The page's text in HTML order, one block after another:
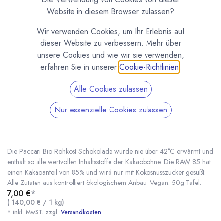
Paccari RAW 85 mit Kokosnusszucker Tafel
Die Paccari Bio Rohkost Schokolade wurde nie über 42°C erwärmt und
enthält so alle wertvollen Inhaltsstoffe der Kakaobohne. Die RAW 85 hat
einen Kakaoanteil von 85% und wird nur mit Kokosnusszucker gesüßt.
Alle Zutaten aus kontrolliert ökologischem Anbau. Vegan. 50g Tafel.
7,00 €*
( 140,00 € / 1 kg)
* inkl. MwST. zzgl. Versandkosten
Website in diesem Browser zulassen?
Wir verwenden Cookies, um Ihr Erlebnis auf
dieser Website zu verbessern. Mehr über
unsere Cookies und wie wir sie verwenden,
erfahren Sie in unserer Cookie-Richtlinien
Alle Cookies zulassen
Nur essenzielle Cookies zulassen